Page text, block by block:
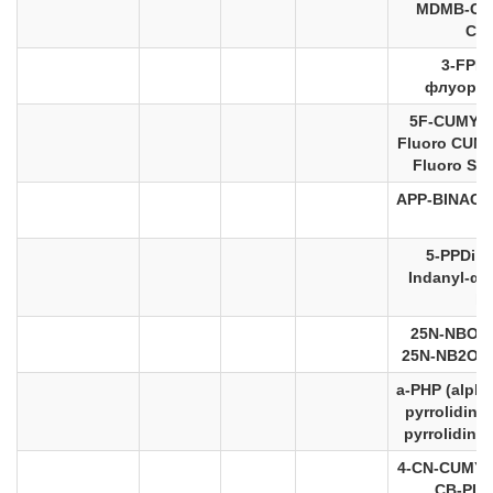
MDMB-
3-
5F-
Fluoro
Fluoro
APP-
5-PPDi
Indanyl-α
25N-
25N-
a-PHP
4-CN-